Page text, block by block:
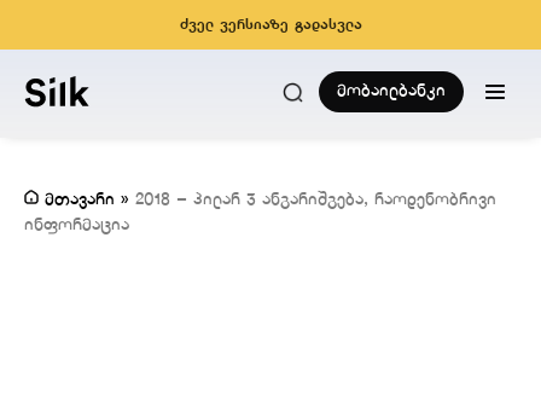
ძველ ვერსიაზე გადასვლა
მობაილბანკი
მთავარი » 2018 – პილარ 3 ანგარიშგება, რაოდენობრივი
ინფორმაცია